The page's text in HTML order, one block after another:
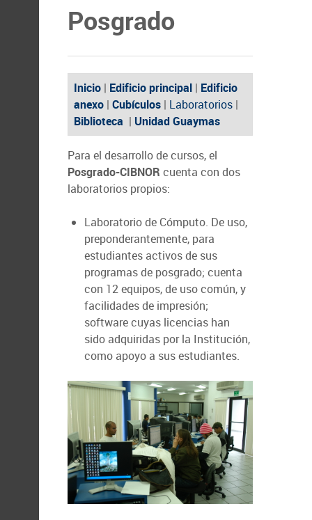
Posgrado
Inicio | Edificio principal | Edificio
anexo | Cubículos | Laboratorios |
Biblioteca | Unidad Guaymas
Para el desarrollo de cursos, el
Posgrado-CIBNOR cuenta con dos
laboratorios propios:
Laboratorio de Cómputo. De uso,
preponderantemente, para
estudiantes activos de sus
programas de posgrado; cuenta
con 12 equipos, de uso común, y
facilidades de impresión;
software cuyas licencias han
sido adquiridas por la Institución,
como apoyo a sus estudiantes.